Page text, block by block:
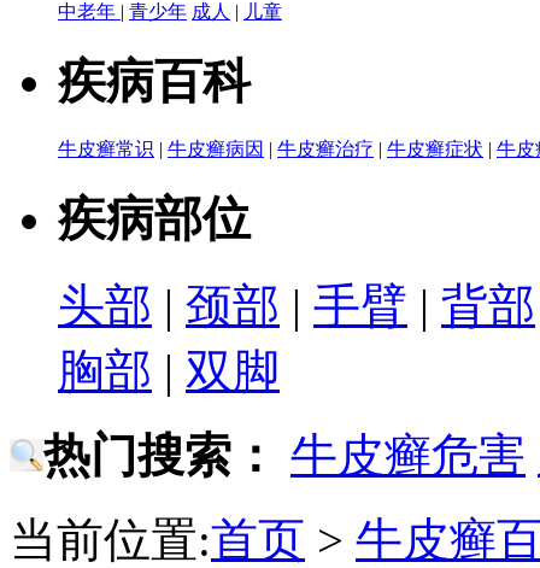
中老年 | 青少年 成人 | 儿童
疾病百科
牛皮癣常识 | 牛皮癣病因 | 牛皮癣治疗 | 牛皮癣症状 | 牛皮
疾病部位
头部 | 颈部 | 手臂 | 背部
胸部 | 双脚
热门搜索： 牛皮癣危害
当前位置:首页 > 牛皮癣